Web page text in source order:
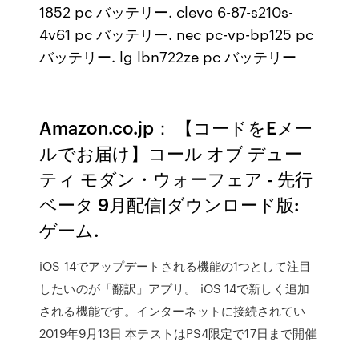
1852 pc バッテリー. clevo 6-87-s210s-
4v61 pc バッテリー. nec pc-vp-bp125 pc
バッテリー. lg lbn722ze pc バッテリー
Amazon.co.jp： 【コードをEメー
ルでお届け】コール オブ デュー
ティ モダン・ウォーフェア - 先行
ベータ 9月配信|ダウンロード版:
ゲーム.
iOS 14でアップデートされる機能の1つとして注目
したいのが「翻訳」アプリ。 iOS 14で新しく追加
される機能です。インターネットに接続されてい
2019年9月13日 本テストはPS4限定で17日まで開催